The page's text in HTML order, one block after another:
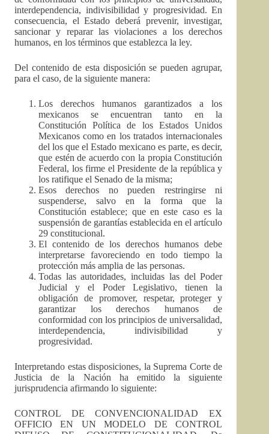
interdependencia, indivisibilidad y progresividad. En
consecuencia, el Estado deberá prevenir, investigar,
sancionar y reparar las violaciones a los derechos
humanos, en los términos que establezca la ley.
Del contenido de esta disposición se pueden agrupar,
para el caso, de la siguiente manera:
Los derechos humanos garantizados a los
mexicanos se encuentran tanto en la
Constitución Política de los Estados Unidos
Mexicanos como en los tratados internacionales
del los que el Estado mexicano es parte, es decir,
que estén de acuerdo con la propia Constitución
Federal, los firme el Presidente de la república y
los ratifique el Senado de la misma;
Esos derechos no pueden restringirse ni
suspenderse, salvo en la forma que la
Constitución establece; que en este caso es la
suspensión de garantías establecida en el artículo
29 constitucional.
El contenido de los derechos humanos debe
interpretarse favoreciendo en todo tiempo la
protección más amplia de las personas.
Todas las autoridades, incluidas las del Poder
Judicial y el Poder Legislativo, tienen la
obligación de promover, respetar, proteger y
garantizar los derechos humanos de
conformidad con los principios de universalidad,
interdependencia, indivisibilidad y
progresividad.
Interpretando estas disposiciones, la Suprema Corte de
Justicia de la Nación ha emitido la siguiente
jurisprudencia afirmando lo siguiente:
CONTROL DE CONVENCIONALIDAD EX
OFFICIO EN UN MODELO DE CONTROL